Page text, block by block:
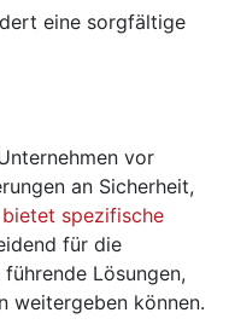
vor
an Sicherheit,
spezifische
für die
Lösungen,
weitergeben können.